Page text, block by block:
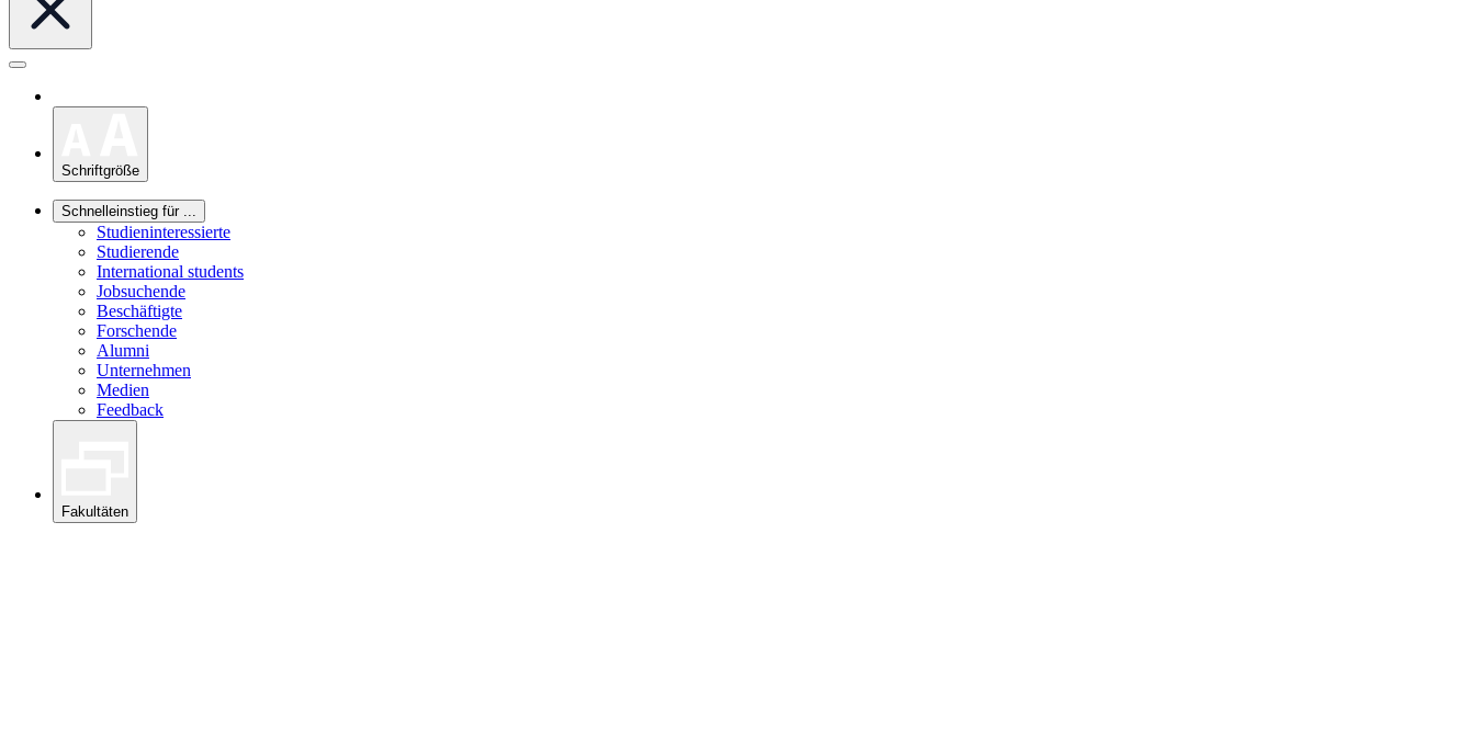
Schriftgröße
Schnelleinstieg für ...
Studieninteressierte
Studierende
International students
Jobsuchende
Beschäftigte
Forschende
Alumni
Unternehmen
Medien
Feedback
Fakultäten